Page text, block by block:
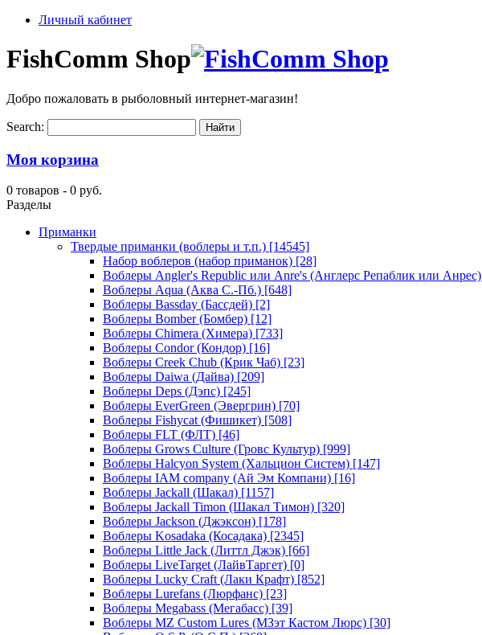
Личный кабинет
FishComm Shop
Добро пожаловать в рыболовный интернет-магазин!
Search:
Моя корзина
0 товаров - 0 руб.
Разделы
Приманки
Твердые приманки (воблеры и т.п.) [14545]
Набор воблеров (набор приманок) [28]
Воблеры Angler's Republic или Anre's (Англерс Репаблик или Анрес)
Воблеры Aqua (Аква С.-Пб.) [648]
Воблеры Bassday (Бассдей) [2]
Воблеры Bomber (Бомбер) [12]
Воблеры Chimera (Химера) [733]
Воблеры Condor (Кондор) [16]
Воблеры Creek Chub (Крик Чаб) [23]
Воблеры Daiwa (Дайва) [209]
Воблеры Deps (Дэпс) [245]
Воблеры EverGreen (Эвергрин) [70]
Воблеры Fishycat (Фишикет) [508]
Воблеры FLT (ФЛТ) [46]
Воблеры Grows Culture (Гровс Культур) [999]
Воблеры Halcyon System (Хальцион Систем) [147]
Воблеры IAM company (Ай Эм Компани) [16]
Воблеры Jackall (Шакал) [1157]
Воблеры Jackall Timon (Шакал Тимон) [320]
Воблеры Jackson (Джэксон) [178]
Воблеры Kosadaka (Косадака) [2345]
Воблеры Little Jack (Литтл Джэк) [66]
Воблеры LiveTarget (ЛайвТаргет) [0]
Воблеры Lucky Craft (Лаки Крафт) [852]
Воблеры Lurefans (Люрфанс) [23]
Воблеры Megabass (Мегабасс) [39]
Воблеры MZ Custom Lures (МЗэт Кастом Люрс) [30]